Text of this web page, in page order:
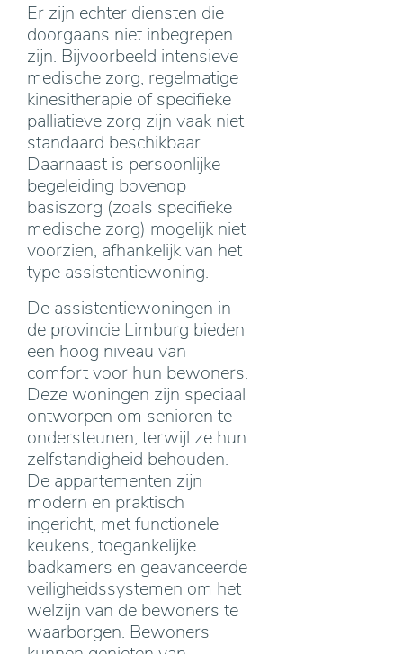
Er zijn echter diensten die
doorgaans niet inbegrepen
zijn. Bijvoorbeeld intensieve
medische zorg, regelmatige
kinesitherapie of specifieke
palliatieve zorg zijn vaak niet
standaard beschikbaar.
Daarnaast is persoonlijke
begeleiding bovenop
basiszorg (zoals specifieke
medische zorg) mogelijk niet
voorzien, afhankelijk van het
type assistentiewoning.
De assistentiewoningen in
de provincie Limburg bieden
een hoog niveau van
comfort voor hun bewoners.
Deze woningen zijn speciaal
ontworpen om senioren te
ondersteunen, terwijl ze hun
zelfstandigheid behouden.
De appartementen zijn
modern en praktisch
ingericht, met functionele
keukens, toegankelijke
badkamers en geavanceerde
veiligheidssystemen om het
welzijn van de bewoners te
waarborgen. Bewoners